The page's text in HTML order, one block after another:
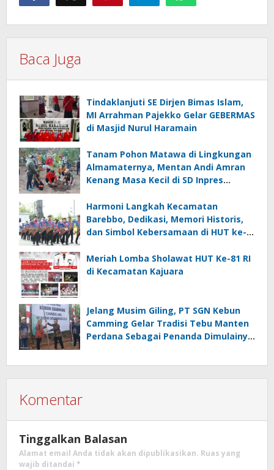
Baca Juga
Tindaklanjuti SE Dirjen Bimas Islam,
MI Arrahman Pajekko Gelar GEBERMAS
di Masjid Nurul Haramain
Tanam Pohon Matawa di Lingkungan
Almamaternya, Mentan Andi Amran
Kenang Masa Kecil di SD Inpres
Harmoni Langkah Kecamatan
Barebbo, Dedikasi, Memori Historis,
dan Simbol Kebersamaan di HUT ke-
Meriah Lomba Sholawat HUT Ke-81 RI
di Kecamatan Kajuara
Jelang Musim Giling, PT SGN Kebun
Camming Gelar Tradisi Tebu Manten
Perdana Sebagai Penanda Dimulainya
Komentar
Tinggalkan Balasan
Alamat email Anda tidak akan dipublikasikan. Ruas yang
wajib ditandai *